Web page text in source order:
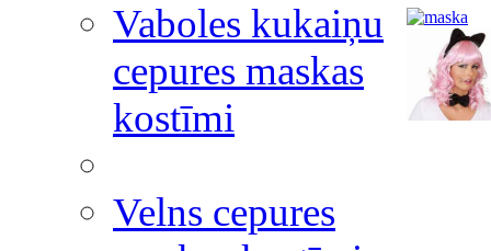
Vaboles kukaiņu
cepures maskas
kostīmi
Velns cepures